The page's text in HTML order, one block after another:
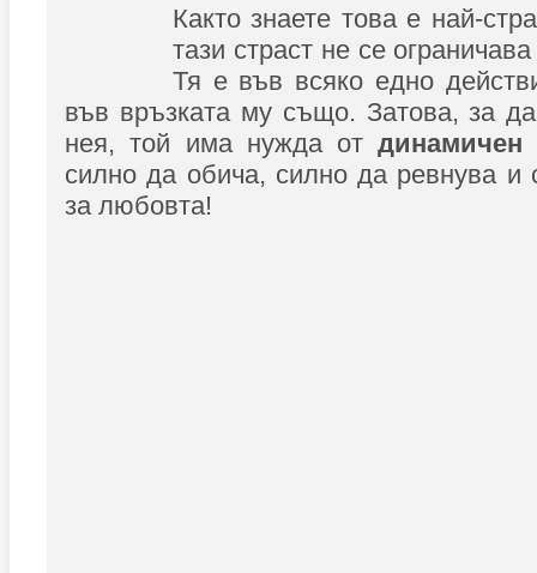
Както знаете това е най-
тази страст не се
Тя е във всяко едно
във връзката му също. Затова, за
нея, той има нужда отдинамичен
силно да обича, силно да ревнува и
за любовта!